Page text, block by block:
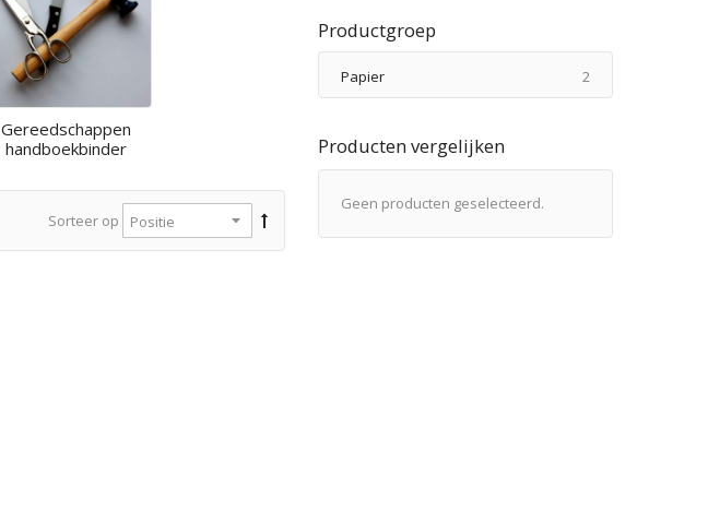
Gereedschappen
handboekbinder
Sorteer op
Productgroep
Papier 2
Producten vergelijken
Geen producten geselecteerd.